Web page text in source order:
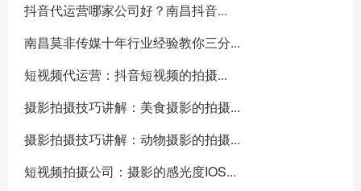
抖音代运营哪家公司好？南昌抖音...
南昌莫非传媒十年行业经验教你三分...
短视频代运营：抖音短视频的拍摄...
摄影拍摄技巧讲解：美食摄影的拍摄...
摄影拍摄技巧讲解：动物摄影的拍摄...
短视频拍摄公司：摄影的感光度IOS...